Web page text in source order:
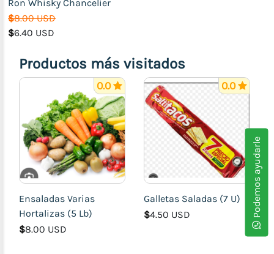
Ron Whisky Chancelier
$8.00 USD
$6.40 USD
Productos más visitados
0.0
Ensaladas Varias
Hortalizas (5 Lb)
$8.00 USD
0.0
Galletas Saladas (7 U)
$4.50 USD Podemos ayudarle